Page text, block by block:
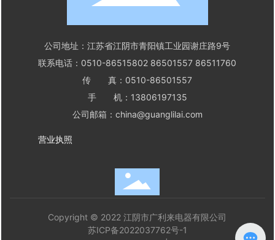
公司地址：江苏省江阴市青阳镇工业园谢庄路9号
联系电话： 0510-86515802 86501557 86511760
传 真：0510-86501557
手 机： 13806197135
公司邮箱： china@guanglilai.com
营业执照
Copyright © 2022 江阴市广利来电器有限公司
苏ICP备2022037762号-1